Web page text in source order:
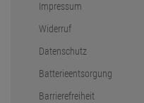
Impressum
Widerruf
Datenschutz
Batterieentsorgung
Barrierefreiheit